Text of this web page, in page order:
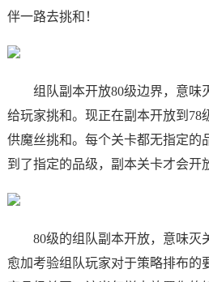
伴一路去挑和！
组队副本开放80级边界，意味
给玩家挑和。现正在副本开放到78
供魔丝挑和。每个关卡都无指定的
到了指定的品级，副本关卡才会开
80级的组队副本开放，意味灭
愈加考验组队玩家对于策略排布的